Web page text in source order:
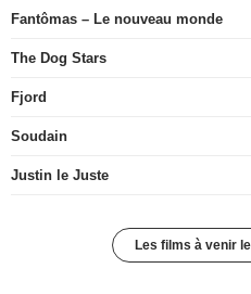
Fantômas – Le nouveau monde
The Dog Stars
Fjord
Soudain
Justin le Juste
Les films à venir